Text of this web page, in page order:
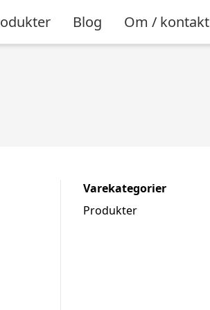
Blog Om / kontakt
Varekategorier
Produkter